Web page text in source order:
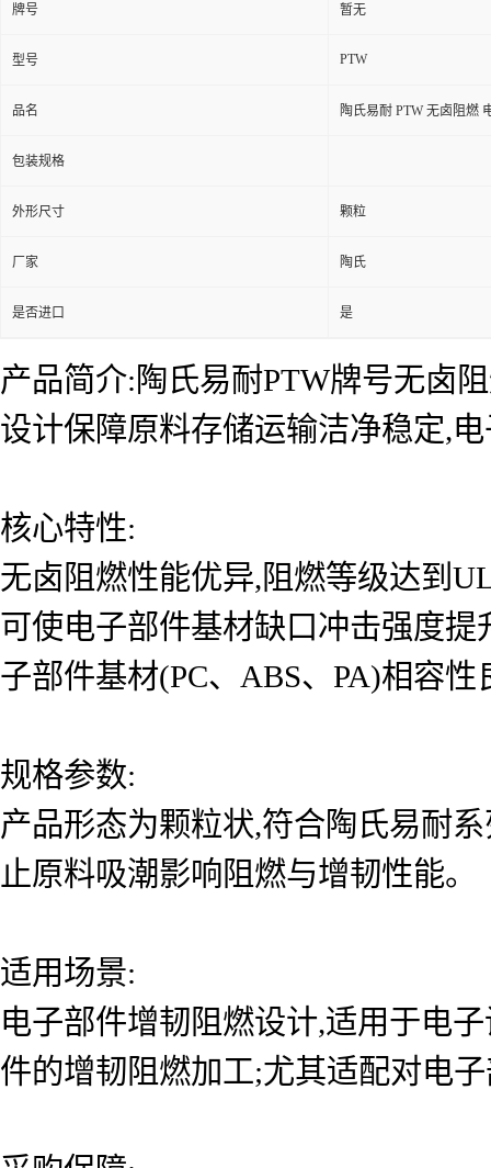
牌号 暂无
型号 PTW
品名 陶氏易耐 PTW 无卤阻燃
包装规格
外形尺寸 颗粒
厂家 陶氏
是否进口 是
产品简介:陶氏易耐PTW牌号无卤
设计保障原料存储运输洁净稳定,
核心特性:
无卤阻燃性能优异,阻燃等级达到
可使电子部件基材缺口冲击强度
子部件基材(PC、ABS、PA)相容
规格参数:
产品形态为颗粒状,符合陶氏易耐
止原料吸潮影响阻燃与增韧性能。
适用场景:
电子部件增韧阻燃设计,适用于电
件的增韧阻燃加工;尤其适配对电